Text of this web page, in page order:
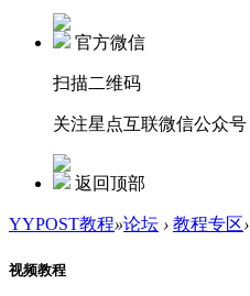
官方微信
扫描二维码
关注星点互联微信公众号
返回顶部
YYPOST教程»论坛 › 教程专区›
视频教程